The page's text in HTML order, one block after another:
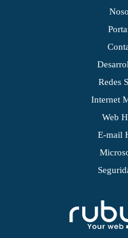
Redes
Internet
Web
E-mail